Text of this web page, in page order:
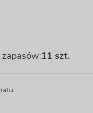
11 szt.